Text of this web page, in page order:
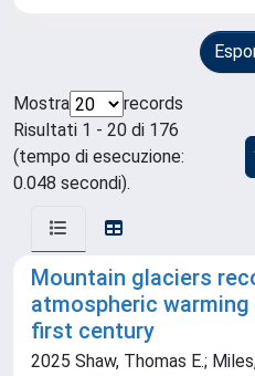
Mostra
records
Risultati 1 - 20 di 176
(tempo di esecuzione:
0.048 secondi).
Mountain glaciers
atmospheric
first century
2025 Shaw, Thomas E.;